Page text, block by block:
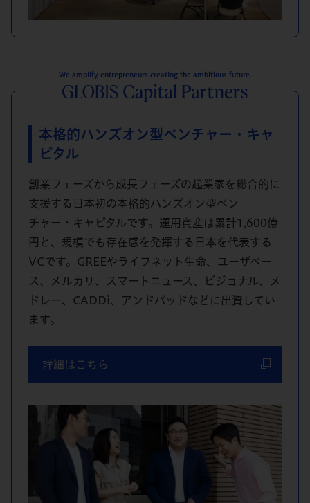
We amplify entrepreneurs creating the ambitious future.
本格的ハンズオン型 ベンチャー・キャ
ピタル
創業フェーズから成長フェーズの起業家を総合的に
支援する日本初の本格的ハンズオン型ベン
チャー・キャピタルです。運用資産は累計1,600億
円と、規模でも存在感を発揮する日本を代表する
VCです。GREEやライフネット生命、ユーザベー
ス、メルカリ、スマートニュース、ビジョナル、メ
ドレー、CADDi、アンドパッドなどに出資してい
ます。
詳細はこちら